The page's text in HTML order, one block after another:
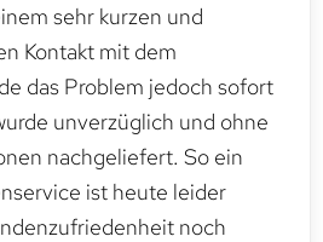
sehr kurzen und
Kontakt mit dem
das Problem jedoch sofort
unverzüglich und ohne
nachgeliefert. So ein
ist heute leider
noch